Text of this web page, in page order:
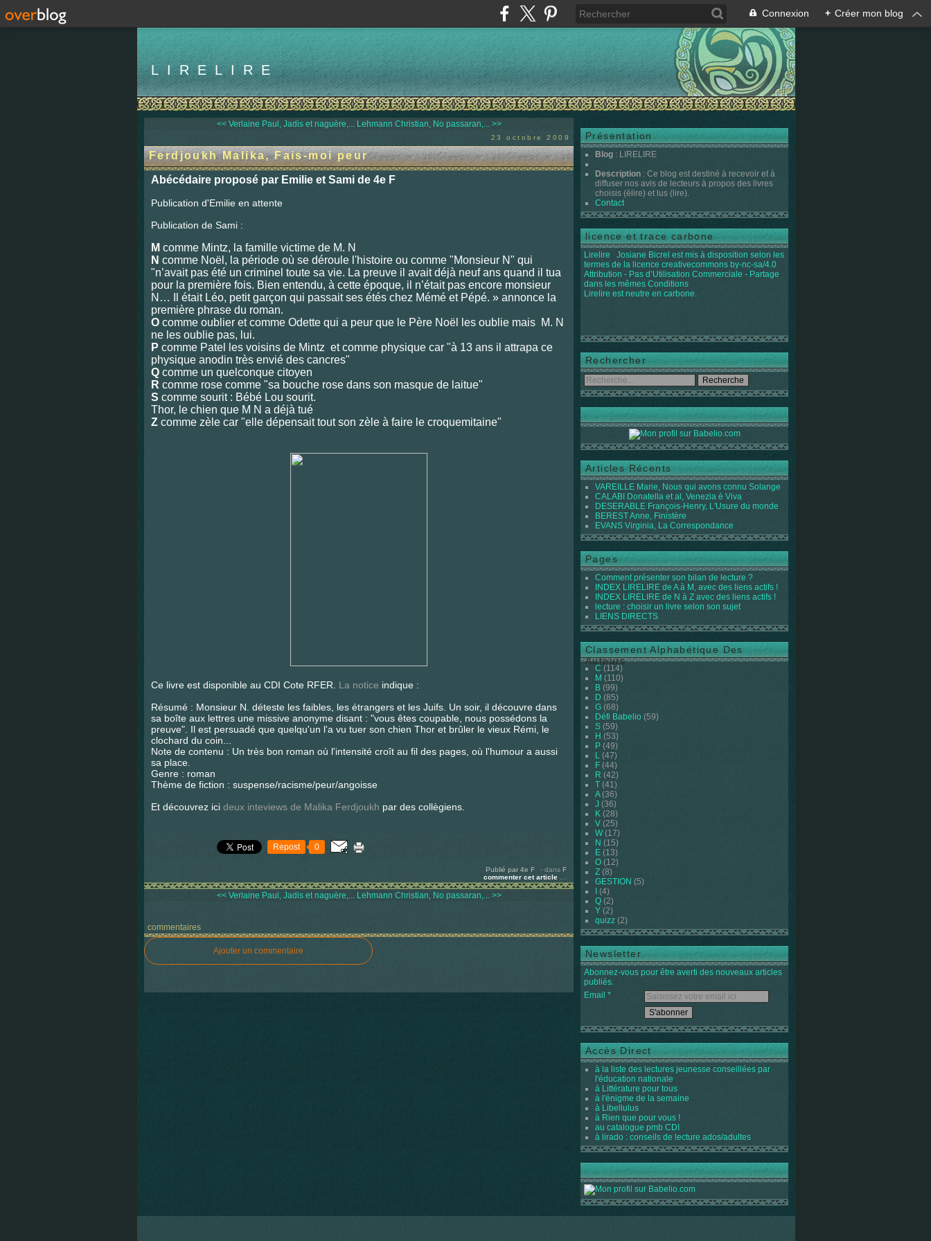
Connexion + Créer mon blog
LIRELIRE
<< Verlaine Paul, Jadis et naguère,... Lehmann Christian, No passaran,... >>
23 octobre 2009
Ferdjoukh Malika, Fais-moi peur
Abécédaire proposé par Emilie et Sami de 4e F
Publication d'Emilie en attente
Publication de Sami :
M comme Mintz, la famille victime de M. N
N comme Noël, la période où se déroule l'histoire ou comme "Monsieur N" qui
"n’avait pas été un criminel toute sa vie. La preuve il avait déjà neuf ans quand il tua
pour la première fois. Bien entendu, à cette époque, il n’était pas encore monsieur
N… Il était Léo, petit garçon qui passait ses étés chez Mémé et Pépé. » annonce la
première phrase du roman.
O comme oublier et comme Odette qui a peur que le Père Noël les oublie mais M. N
ne les oublie pas, lui.
P comme Patel les voisins de Mintz et comme physique car "à 13 ans il attrapa ce
physique anodin très envié des cancres"
Q comme un quelconque citoyen
R comme rose comme "sa bouche rose dans son masque de laitue"
S comme sourit : Bébé Lou sourit.
Thor, le chien que M N a déjà tué
Z comme zèle car "elle dépensait tout son zèle à faire le croquemitaine"
Ce livre est disponible au CDI Cote RFER. La notice indique :
Résumé : Monsieur N. déteste les faibles, les étrangers et les Juifs. Un soir, il découvre dans
sa boîte aux lettres une missive anonyme disant : "vous êtes coupable, nous possédons la
preuve". Il est persuadé que quelqu'un l'a vu tuer son chien Thor et brûler le vieux Rémi, le
clochard du coin...
Note de contenu : Un très bon roman où l'intensité croît au fil des pages, où l'humour a aussi
sa place.
Genre : roman
Thème de fiction : suspense/racisme/peur/angoisse
Et découvrez ici deux inteviews de Malika Ferdjoukh par des collègiens.
Repost 0
Publié par 4e F - dans F
commenter cet article
<< Verlaine Paul, Jadis et naguère,... Lehmann Christian, No passaran,... >>
commentaires
Ajouter un commentaire
Présentation
Blog : LIRELIRE
Description : Ce blog est destiné à recevoir et à
diffuser nos avis de lecteurs à propos des livres
choisis (élire) et lus (lire).
Contact
licence et trace carbone
Lirelire Josiane Bicrel est mis à disposition selon les
termes de la licence creativecommons by-nc-sa/4.0
Attribution - Pas d’Utilisation Commerciale - Partage
dans les mêmes Conditions
Lirelire est neutre en carbone.
Rechercher
Articles Récents
VAREILLE Marie, Nous qui avons connu Solange
CALABI Donatella et al, Venezia è Viva
DESERABLE François-Henry, L'Usure du monde
BEREST Anne, Finistère
EVANS Virginia, La Correspondance
Pages
Comment présenter son bilan de lecture ?
INDEX LIRELIRE de A à M, avec des liens actifs !
INDEX LIRELIRE de N à Z avec des liens actifs !
lecture : choisir un livre selon son sujet
LIENS DIRECTS
Classement Alphabétique Des
Auteurs
C (114)
M (110)
B (99)
D (85)
G (68)
Défi Babelio (59)
S (59)
H (53)
P (49)
L (47)
F (44)
R (42)
T (41)
A(36)
J (36)
K (28)
V (25)
W(17)
N (15)
E (13)
O (12)
Z (8)
GESTION (5)
(4)
Q (2)
Y (2)
quizz (2)
Newsletter
Abonnez-vous pour être averti des nouveaux articles
publiés.
Email
Accès Direct
à la liste des lectures jeunesse conseillées par
l'éducation nationale
à Littérature pour tous
à l'énigme de la semaine
à Libellulus
à Rien que pour vous !
au catalogue pmb CDI
à lirado : conseils de lecture ados/adultes